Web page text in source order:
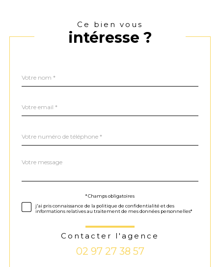
Ce bien vous
intéresse ?
par
*
*
*
Fieldset
Message
*
* Champs obligatoires
j'ai pris connaissance de la politique de confidentialité et des
informations relatives au traitement de mes données personnelles*
Contacter l'agence
02 97 27 38 57